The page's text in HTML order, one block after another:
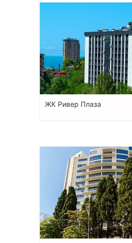
ЖК Ривер Плаза